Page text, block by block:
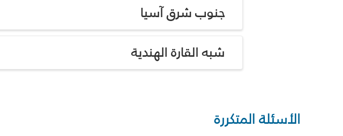
جنوب شرق آسيا
شبه القارة الهندية
الأسئلة المتكررة